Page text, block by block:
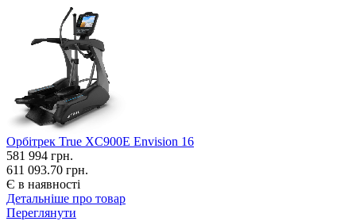
Орбітрек True XC900E Envision 16
581 994 грн.
611 093.70 грн.
Є в наявності
Детальніше про товар
Переглянути